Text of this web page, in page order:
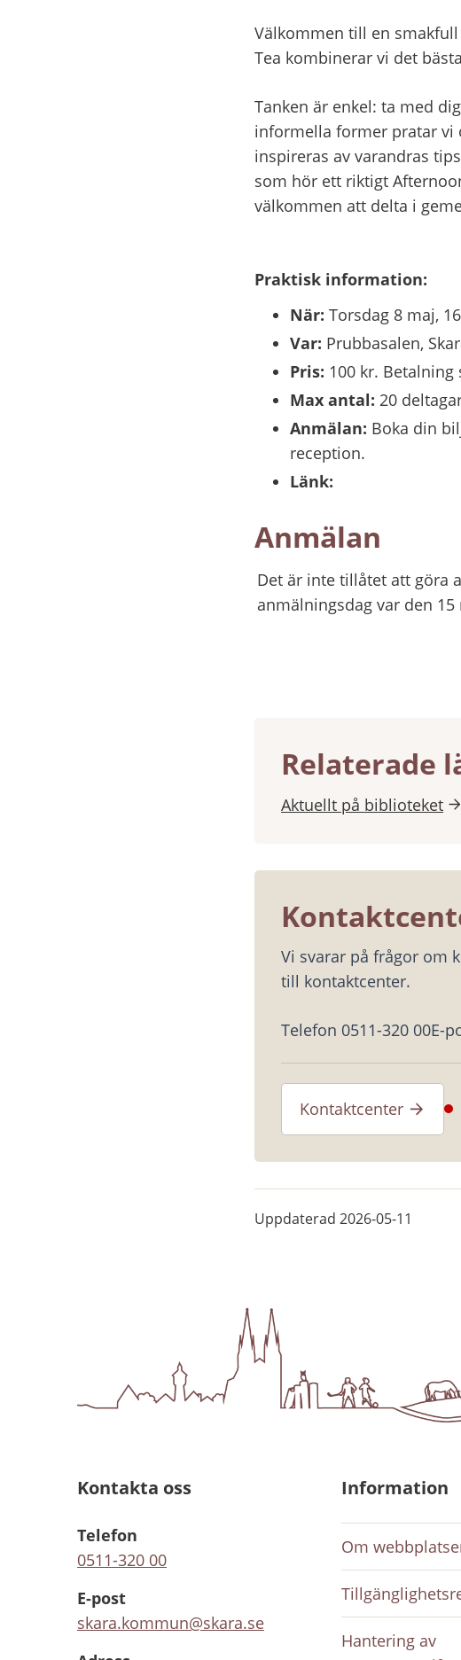
Välkommen till en
Tea kombinerar vi det
Tanken är enkel: ta med
informella former pratar vi
inspireras av varandras
som hör ett riktigt
välkommen att delta i
Praktisk information:
När: Torsdag 8 maj,
Var: Prubbasalen,
Pris: 100 kr.
Max antal: 20
Anmälan: Boka din
reception.
Länk:
Anmälan
Det är inte tillåtet att göra
anmälningsdag var den 15
Relaterade
Aktuellt på biblioteket
Vi svarar på frågor om
till kontaktcenter.
Telefon 0511-320 00E-
Kontaktcenter
Uppdaterad 2026-05-11
Kontakta oss
Telefon
0511-320 00
E-post
skara.kommun@skara.se
Information
Om
Hantering av